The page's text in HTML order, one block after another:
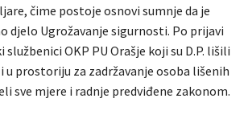
čime postoje osnovi sumnje da je
djelo Ugrožavanje sigurnosti. Po prijavi
OKP PU Orašje koji su D.P. lišili
prostoriju za zadržavanje osoba lišenih
sve mjere i radnje predviđene zakonom.